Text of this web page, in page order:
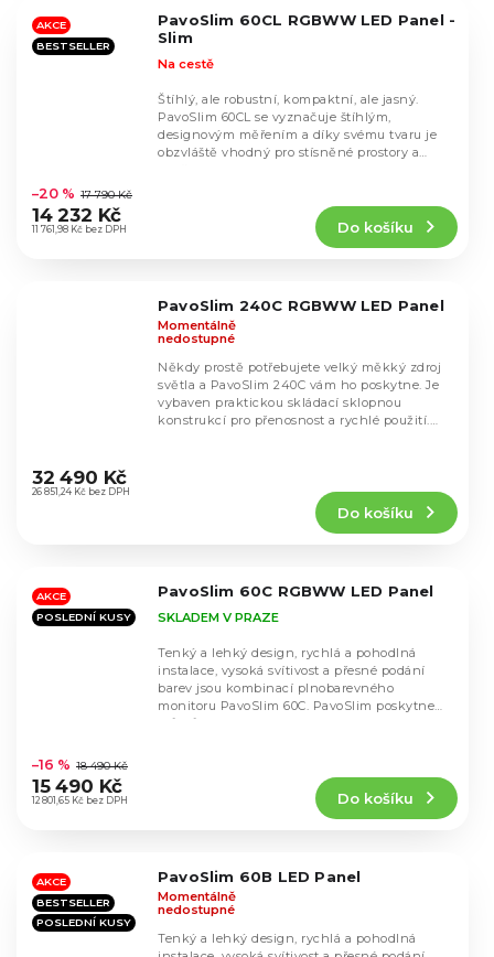
hvězdiček.
AKCE
BESTSELLER
PavoSlim 60CL RGBWW LED Panel -
Slim
hodnocení
produktu
je
Na cestě
11 761,98 Kč bez DPH
–20 % 17 790 Kč
14 232 Kč
Do košíku
Štíhlý, ale robustní, kompaktní, ale jasný.
PavoSlim 60CL se vyznačuje štíhlým,
designovým měřením a díky svému tvaru je
obzvláště vhodný pro stísněné prostory a
PavoSlim 240C RGBWW LED Panel
hodnocení
produktu
hvězdiček.
Momentálně
nedostupné
26 851,24 Kč bez DPH
32 490 Kč
Do košíku
Někdy prostě potřebujete velký měkký zdroj
světla a PavoSlim 240C vám ho poskytne. Je
vybaven praktickou skládací sklopnou
konstrukcí pro přenosnost a rychlé použití.
AKCE
POSLEDNÍ KUSY
PavoSlim 60C RGBWW LED Panel
hodnocení
produktu
je
hvězdiček.
SKLADEM V PRAZE
12 801,65 Kč bez DPH
–16 % 18 490 Kč
15 490 Kč
Do košíku
Tenký a lehký design, rychlá a pohodlná
instalace, vysoká svítivost a přesné podání
barev jsou kombinací plnobarevného
monitoru PavoSlim 60C. PavoSlim poskytne
tvůrcům...
AKCE
BESTSELLER
POSLEDNÍ KUSY
PavoSlim 60B LED Panel
Momentálně
nedostupné
Tenký a lehký design, rychlá a pohodlná